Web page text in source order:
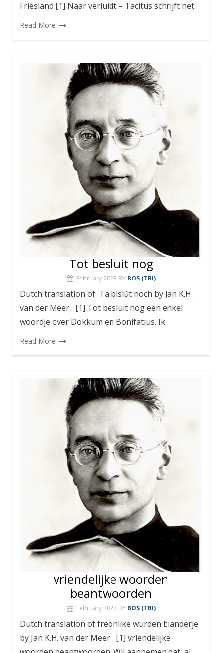
Friesland [1] Naar verluidt – Tacitus schrijft het
Read More
Tot besluit nog
February 2023 BY BOS (TBI)
Dutch translation of Ta bislút noch by Jan K.H.
van der Meer [1] Tot besluit nog een enkel
woordje over Dokkum en Bonifatius. Ik
Read More
vriendelijke woorden
beantwoorden
February 2023 BY BOS (TBI)
Dutch translation of freonlike wurden bianderje
by Jan K.H. van der Meer [1] vriendelijke